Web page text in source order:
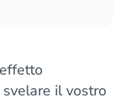
il vostro